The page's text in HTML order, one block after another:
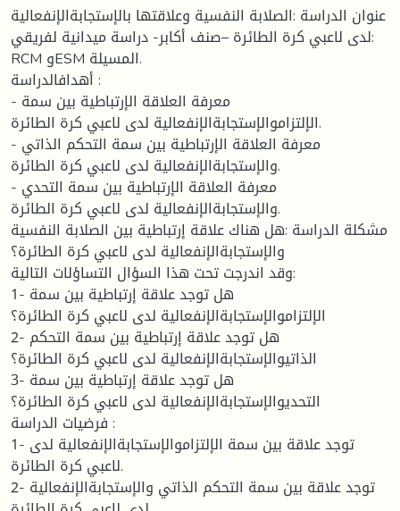
عنوان الدراسة :الصلابة النفسية وعلاقتها بالإستجابةالإنفعالية
لدى لاعبي كرة الطائرة –صنف أكابر- دراسة ميدانية لفريقي:
RCM وESM المسيلة.
أهدافالدراسة :
- معرفة العلاقة الإرتباطية بين سمة
الإلتزاموالإستجابةالإنفعالية لدى لاعبي كرة الطائرة.
- معرفة العلاقة الإرتباطية بين سمة التحكم الذاتي
والإستجابةالإنفعالية لدى لاعبي كرة الطائرة.
- معرفة العلاقة الإرتباطية بين سمة التحدي
والإستجابةالإنفعالية لدى لاعبي كرة الطائرة.
مشكلة الدراسة :هل هناك علاقة إرتباطية بين الصلابة النفسية
والإستجابةالإنفعالية لدى لاعبي كرة الطائرة؟
وقد اندرجت تحت هذا السؤال التساؤلات التالية:
1- هل توجد علاقة إرتباطية بين سمة
الإلتزاموالإستجابةالإنفعالية لدى لاعبي كرة الطائرة؟
2- هل توجد علاقة إرتباطية بين سمة التحكم
الذاتيوالإستجابةالإنفعالية لدى لاعبي كرة الطائرة؟
3- هل توجد علاقة إرتباطية بين سمة
التحديوالإستجابةالإنفعالية لدى لاعبي كرة الطائرة؟
فرضيات الدراسة :
1- توجد علاقة بين سمة الإلتزاموالإستجابةالإنفعالية لدى
لاعبي كرة الطائرة.
2- توجد علاقة بين سمة التحكم الذاتي والإستجابةالإنفعالية